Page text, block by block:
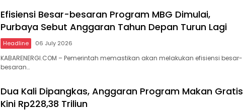
Efisiensi Besar-besaran Program MBG Dimulai,
Purbaya Sebut Anggaran Tahun Depan Turun Lagi
Headline 06 July 2026
KABARENERGI.COM – Pemerintah memastikan akan melakukan efisiensi besar-
besaran…
Dua Kali Dipangkas, Anggaran Program Makan Gratis
Kini Rp228,38 Triliun